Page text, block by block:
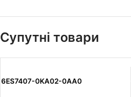
Супутні товари
6ES7407-0KA02-0AA0